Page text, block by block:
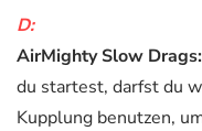
D:
AirMighty Slow Drags:
du startest, darfst du
Kupplung benutzen,